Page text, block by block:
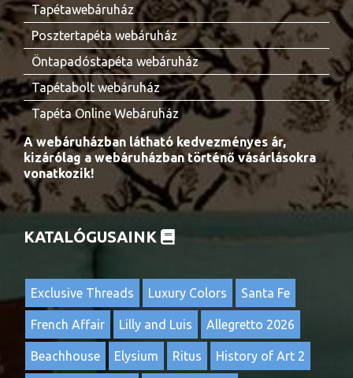
Tapétawebáruház
Posztertapéta webáruház
Öntapadóstapéta webáruház
Tapétabolt webáruház
Tapéta Online Webáruház
A webáruházban látható kedvezményes ár,
kizárólag a webáruházban történő vásárlásokra
vonatkozik!
KATALÓGUSAINK
Exclusive Threads Luxury Colors Santa Fe
French Affair Lilly and Luis Allegretto 2026
Beachhouse Elysium Ritus History of Art 2